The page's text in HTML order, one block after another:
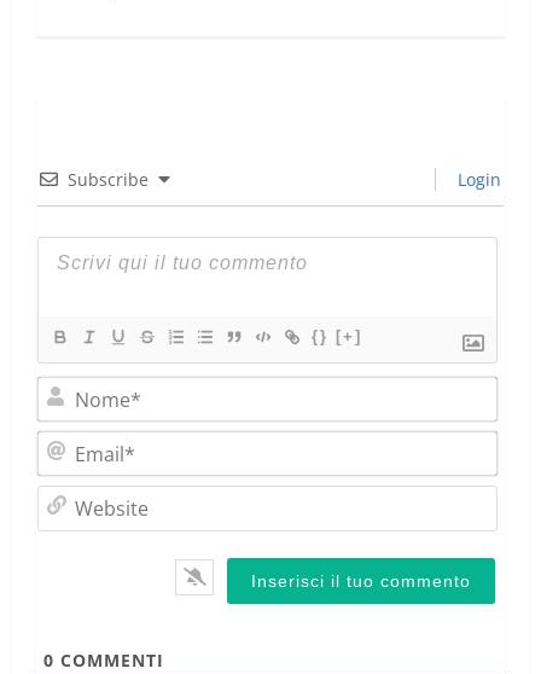
Subscribe Login
{} [+]
0 COMMENTI